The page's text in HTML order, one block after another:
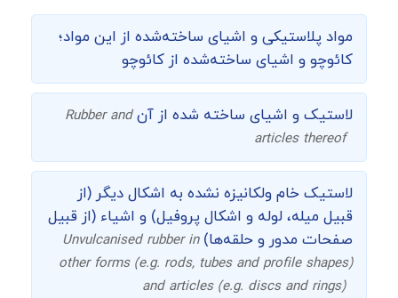
مواد پلاستیکی و اشیای ساخته‌شده از این مواد؛
کائوچو و اشیای ساخته‌شده از کائوچو
لاستیک و اشیای ساخته شده از آنRubber and
articles thereof
لاستیک خام ولکانیزه نشده به اشکال دیگر (از
قبیل میله، لوله و اشکال پروفیل) و اشیاء (از قبیل
صفحات مدور و حلقه‌ها)Unvulcanised rubber in
other forms (e.g. rods, tubes and profile shapes)
and articles (e.g. discs and rings)